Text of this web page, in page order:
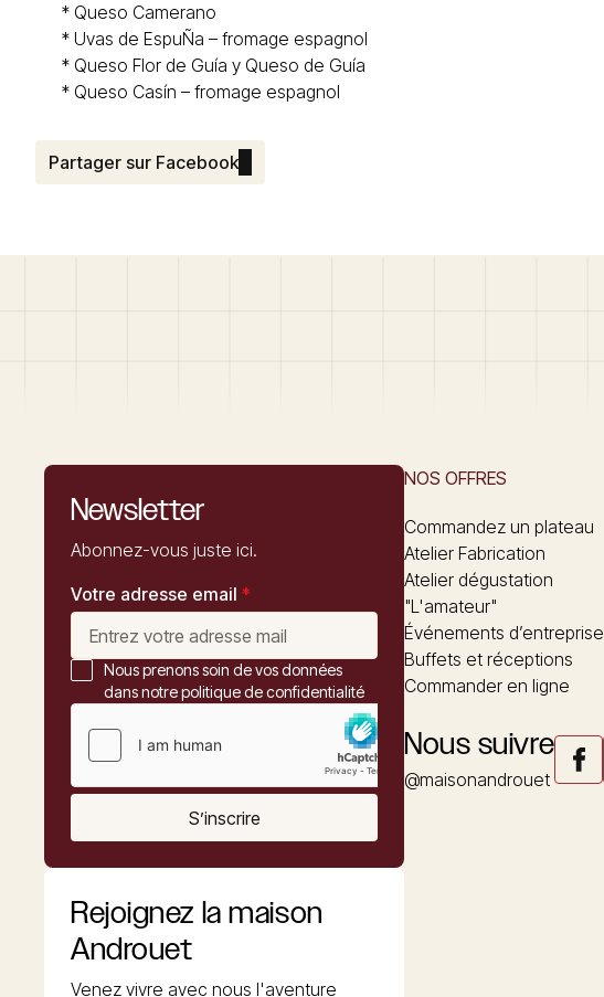
* Queso Camerano
* Uvas de EspuÑa – fromage espagnol
* Queso Flor de Guía y Queso de Guía
* Queso Casín – fromage espagnol
Partager sur Facebook
Newsletter
Abonnez-vous juste ici.
Votre adresse email *
Nous prenons soin de vos données
dans notre politique de confidentialité
S’inscrire
Rejoignez la maison
Androuet
Venez vivre avec nous l'aventure
NOS OFFRES
Commandez un plateau
Atelier Fabrication
Atelier dégustation
"L'amateur"
Événements d’entreprise
Buffets et réceptions
Commander en ligne
Nous suivre
@maisonandrouet